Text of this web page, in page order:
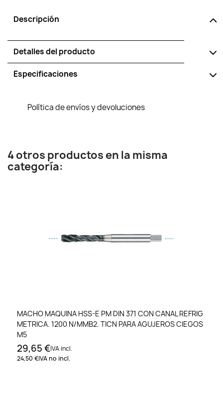
Descripción
Detalles del producto
Especificaciones
Política de envíos y devoluciones
4 otros productos en la misma
categoría:
MACHO MAQUINA HSS-E PM DIN 371 CON CANAL REFRIG
METRICA. 1200 N/MMB2. TICN PARA AGUJEROS CIEGOS
M5
29,65 €IVA incl.
24,50 €IVA no incl.